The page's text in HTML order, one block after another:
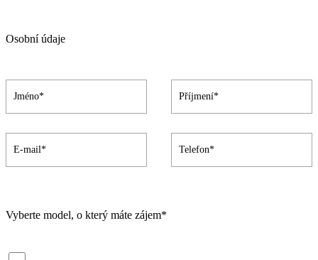
Osobní údaje
Vyberte model, o který máte zájem*